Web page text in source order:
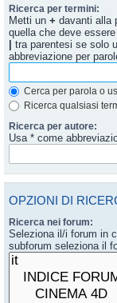
Ricerca per termini:
Metti un + davanti alla
quella che deve
| tra parentesi se solo
abbreviazione per
Cerca per parola o
Ricerca qualsiasi
Ricerca per autore:
Usa * come
OPZIONI DI
Ricerca nei forum:
Seleziona il/i forum in
subforum seleziona il